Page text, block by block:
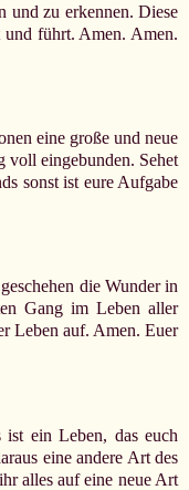
und zu erkennen. Diese
führt. Amen. Amen.
eine große und neue
voll eingebunden. Sehet
sonst ist eure Aufgabe
die Wunder in
Gang im Leben aller
Leben auf. Amen. Euer
ein Leben, das euch
eine andere Art des
alles auf eine neue Art